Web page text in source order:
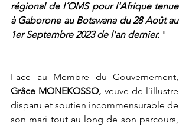
régional de l´OMS pour l'Afrique tenue
à Gaborone au Botswana du 28 Août au
1er Septembre 2023 de l'an dernier. "
Grâce MONEKOSSO, veuve de l´illustre
disparu et soutien incommensurable de
son mari tout au long de son parcours,